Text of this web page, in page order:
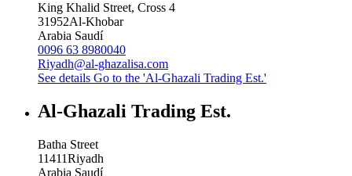
King Khalid Street, Cross 4
31952Al-Khobar
Arabia Saudí
0096 63 8980040
Riyadh@al-ghazalisa.com
See details Go to the 'Al-Ghazali Trading Est.'
Al-Ghazali Trading Est.
Batha Street
11411Riyadh
Arabia Saudí